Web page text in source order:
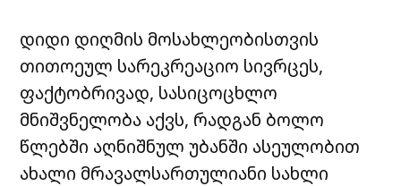
დიდი დიღმის მოსახლეობისთვის
თითოეულ სარეკრეაციო სივრცეს,
ფაქტობრივად, სასიცოცხლო
მნიშვნელობა აქვს, რადგან ბოლო
წლებში აღნიშნულ უბანში ასეულობით
ახალი მრავალსართულიანი სახლი